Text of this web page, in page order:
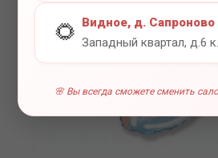
🌻
Видное, д. Сапроново
Западный квартал, д.6
🌸 Вы всегда сможете сменить